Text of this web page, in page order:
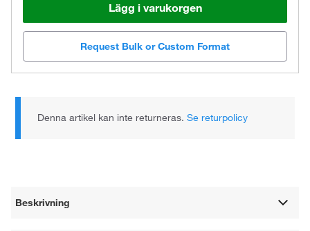
Lägg i varukorgen
Request Bulk or Custom Format
Denna artikel kan inte returneras.Se returpolicy
Beskrivning